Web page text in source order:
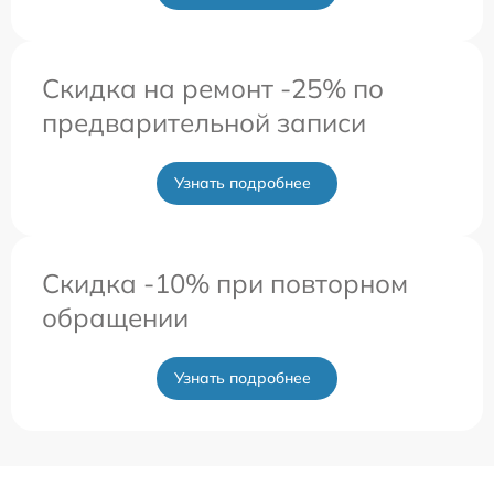
Скидка на ремонт -25% по
предварительной записи
Узнать подробнее
Скидка -10% при повторном
обращении
Узнать подробнее